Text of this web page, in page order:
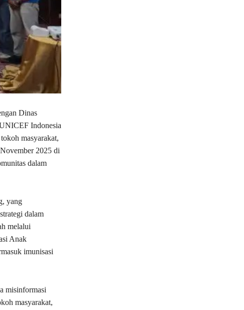
Dinas
Indonesia
masyarakat,
2025 di
dalam
yang
dalam
melalui
Anak
imunisasi
misinformasi
masyarakat,